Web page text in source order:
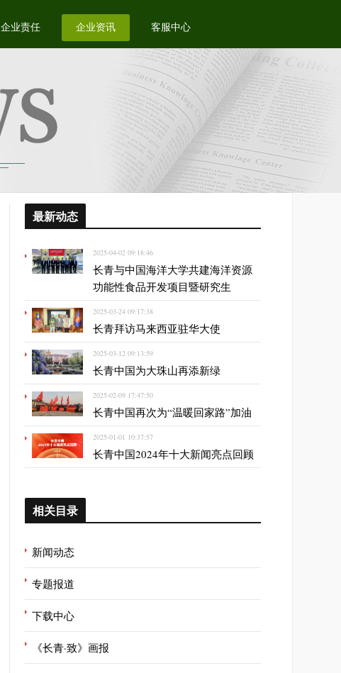
企业责任 企业资讯 客服中心
最新动态
2025-04-02 09:18:46
长青与中国海洋大学共建海洋资源
功能性食品开发项目暨研究生
2025-03-24 09:17:38
长青拜访马来西亚驻华大使
2025-03-12 09:13:59
长青中国为大珠山再添新绿
2025-02-09 17:47:50
长青中国再次为“温暖回家路”加油
2025-01-01 10:37:57
长青中国2024年十大新闻亮点回顾
相关目录
新闻动态
专题报道
下载中心
《长青·致》画报